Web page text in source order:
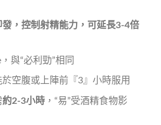
，控制射精能力，可延長3-4倍
與“必利勁”相同
空腹或上陣前『3』小時服用
約2-3小時，“易”受酒精食物影